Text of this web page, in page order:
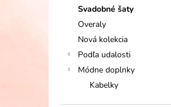
Svadobné šaty
Overaly
Nová kolekcia
Podľa udalosti
Módne doplnky
Kabelky